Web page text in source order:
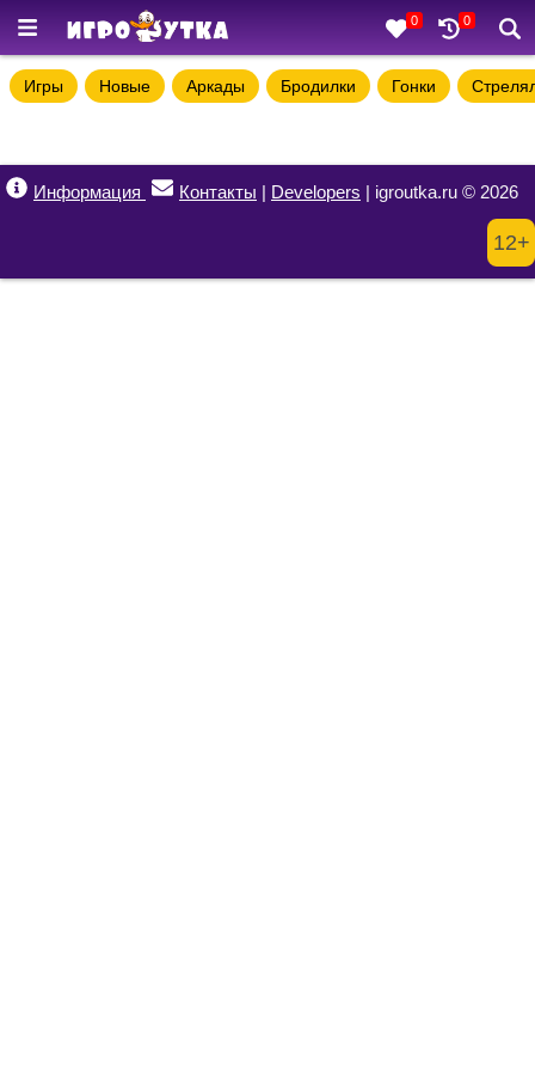
0 0
Игры Новые Аркады Бродилки Гонки
Информация Контакты | Developers | igroutka.ru © 2026
12+